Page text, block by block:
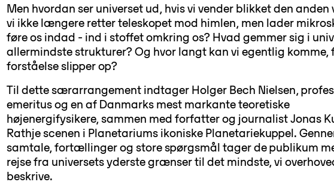
Men hvordan ser universet ud, hvis vi vender blikket den anden
vi ikke længere retter teleskopet mod himlen, men lader
føre os indad - ind i stoffet omkring os? Hvad gemmer sig i
allermindste strukturer? Og hvor langt kan vi egentlig komme,
forståelse slipper op?
Til dette særarrangement indtager Holger Bech Nielsen,
emeritus og en af Danmarks mest markante teoretiske
højenergifysikere, sammen med forfatter og journalist Jonas
Rathje scenen i Planetariums ikoniske Planetariekuppel.
samtale, fortællinger og store spørgsmål tager de publikum
rejse fra universets yderste grænser til det mindste, vi
beskrive.